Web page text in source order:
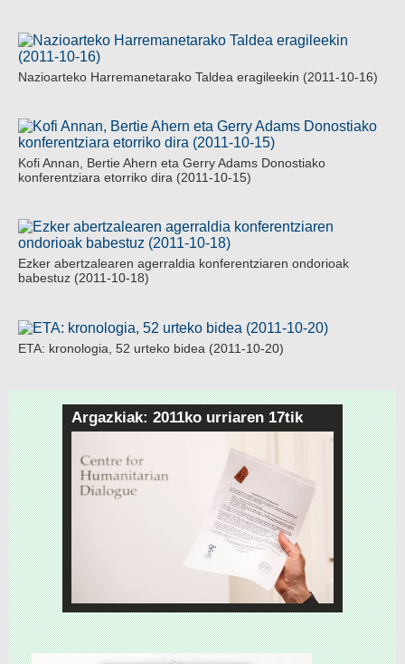
Nazioarteko Harremanetarako Taldea eragileekin (2011-10-16)
Kofi Annan, Bertie Ahern eta Gerry Adams Donostiako
konferentziara etorriko dira (2011-10-15)
Ezker abertzalearen agerraldia konferentziaren ondorioak
babestuz (2011-10-18)
ETA: kronologia, 52 urteko bidea (2011-10-20)
Argazkiak: 2011ko urriaren 17tik